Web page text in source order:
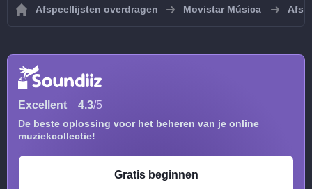
Afspeellijsten overdragen Movistar Música
Excellent 4.3/5
De beste oplossing voor het beheren van je online
muziekcollectie!
Gratis beginnen